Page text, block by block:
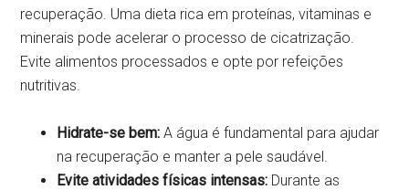
recuperação. Uma dieta rica em proteínas, vitaminas e
minerais pode acelerar o processo de cicatrização.
Evite alimentos processados e opte por refeições
nutritivas.
Hidrate-se bem: A água é fundamental para ajudar
na recuperação e manter a pele saudável.
Evite atividades físicas intensas: Durante as